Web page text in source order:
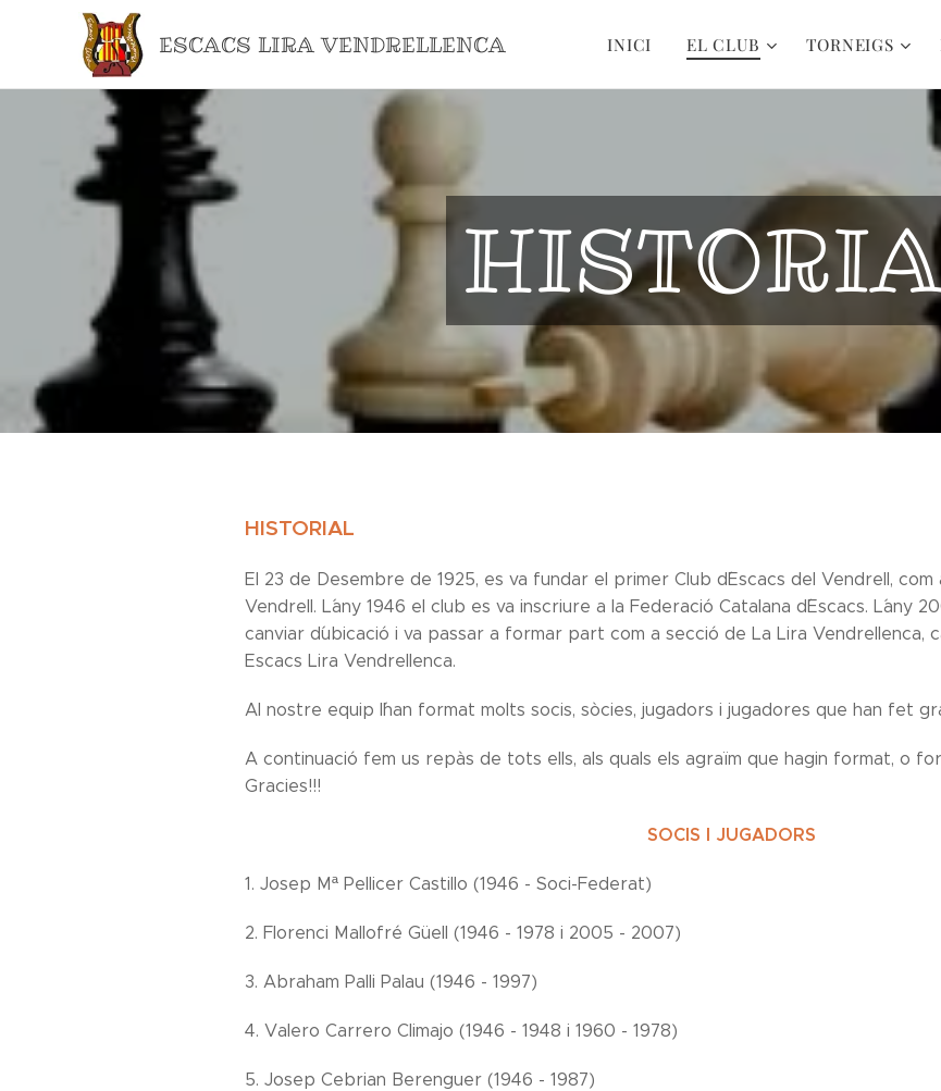
ESCACS LIRA VENDRELLENCA INICI EL CLUB TORNEIGS
HISTORIAL
El 23 de Desembre de 1925, es va fundar el primer Club d´Escacs del Vendrell, com
Vendrell. L´any 1946 el club es va inscriure a la Federació Catalana d´Escacs. L´any
canviar d´ubicació i va passar a formar part com a secció de La Lira Vendrellenca,
Escacs Lira Vendrellenca.
Al nostre equip l´han format molts socis, sòcies, jugadors i jugadores que han fet
A continuació fem us repàs de tots ells, als quals els agraïm que hagin format, o
Gracies!!!
SOCIS I JUGADORS
1. Josep Mª Pellicer Castillo (1946 - Soci-Federat)
2. Florenci Mallofré Güell (1946 - 1978 i 2005 - 2007)
3. Abraham Palli Palau (1946 - 1997)
4. Valero Carrero Climajo (1946 - 1948 i 1960 - 1978)
5. Josep Cebrian Berenguer (1946 - 1987)